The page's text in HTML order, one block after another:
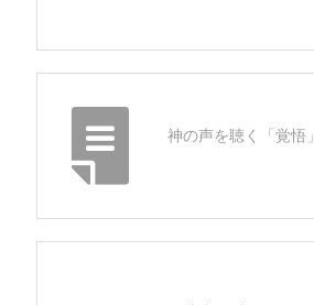
神の声を聴く「覚悟」